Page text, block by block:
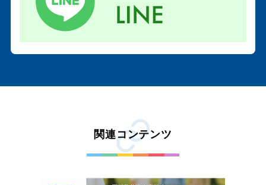
関連コンテンツ